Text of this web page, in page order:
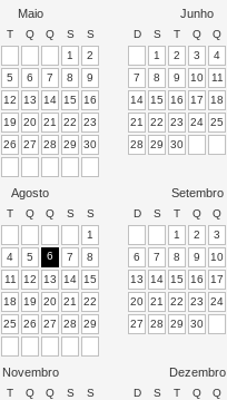
Maio
T Q Q S
S
1
2
5 6 7 8
9
12 13 14 15
16
19 20 21 22
23
26 27 28 29
30
Junho
D S T Q Q
1
2 3 4
7
8 9 10 11
14
15 16 17 18
21
22 23 24 25
28
29 30
Agosto
T Q Q S
S
1
4 5 6 7
8
11 12 13 14
15
18 19 20 21
22
25 26 27 28
29
Setembro
D S T Q Q
1
2 3
6
7 8 9 10
13
14 15 16 17
20 21 22 23 24
27
28 29 30
Novembro
T Q Q S
S
Dezembro
D S T Q Q